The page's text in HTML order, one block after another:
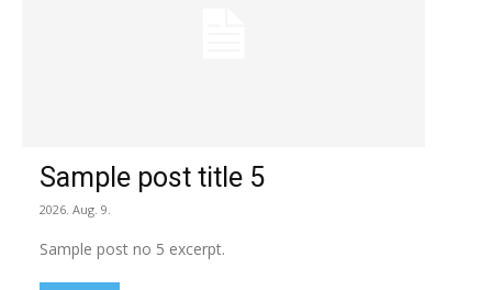
Sample post title 5
2026. Aug. 9.
Sample post no 5 excerpt.